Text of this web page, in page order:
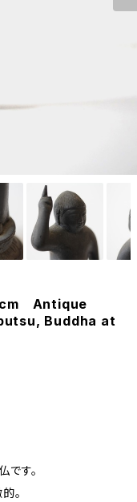
Antique
Buddha at
す。
。